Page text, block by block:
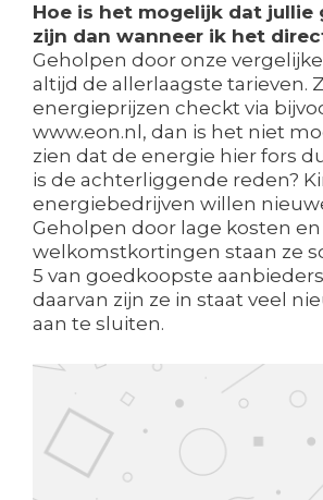
Hoe is het mogelijk dat jullie
zijn dan wanneer ik het
Geholpen door onze
altijd de allerlaagste tarieven.
energieprijzen checkt via
www.eon.nl, dan is het niet
zien dat de energie hier fors
is de achterliggende reden?
energiebedrijven willen
Geholpen door lage kosten
welkomstkortingen staan ze
5 van goedkoopste
daarvan zijn ze in staat veel
aan te sluiten.